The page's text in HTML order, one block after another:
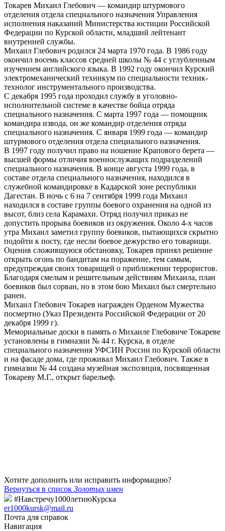
Токарев Михаил Глебович — командир штурмового
отделения отдела специального назначения Управления
исполнения наказаний Министерства юстиции Российской
Федерации по Курской области, младший лейтенант
внутренней службы.
Михаил Глебович родился 24 марта 1970 года. В 1986 году
окончил восемь классов средней школы № 44 с углубленным
изучением английского языка. В 1992 году окончил Курский
электромеханический техникум по специальности техник-
технолог инструментального производства.
С декабря 1995 года проходил службу в уголовно-
исполнительной системе в качестве бойца отряда
специального назначения. С марта 1997 года — помощник
командира извода, он же командир отделения отряда
специального назначения. C января 1999 года — командир
штурмового отделения отдела специального назначения.
В 1997 году получил право на ношение Крапового берета —
высшей формы отличия военнослужащих подразделений
специального назначения. В конце августа 1999 года, в
составе отдела специального назначения, находился в
служебной командировке в Кадарской зоне республики
Дагестан. В ночь с 6 на 7 сентября 1999 года Михаил
находился в составе группы боевого охранения на одной из
высот, близ села Карамахи. Отряд получил приказ не
допустить прорыва боевиков из окружения. Около 4-х часов
утра Михаил заметил группу боевиков, пытающихся скрытно
подойти к посту, где несли боевое дежурство его товарищи.
Оценив сложившуюся обстановку, Токарев принял решение
открыть огонь по бандитам на поражение, тем самым,
предупреждая своих товарищей о приближении террористов.
Благодаря смелым и решительным действиям Михаила, план
боевиков был сорван, но в этом бою Михаил был смертельно
ранен.
Михаил Глебович Токарев награжден Орденом Мужества
посмертно (Указ Президента Российской Федерации от 20
декабря 1999 г).
Мемориальные доски в память о Михаиле Глебовиче Токареве
установлены в гимназии № 44 г. Курска, в отделе
специального назначения УФСИН России по Курской области
и на фасаде дома, где проживал Михаил Глебович. Также в
гимназии № 44 создана музейная экспозиция, посвященная
Токареву М.Г., открыт барельеф.
Хотите дополнить или исправить информацию?
Вернуться в список Золотых имен
#Навстречу1000летиюКурска
er1000kursk@mail.ru
Почта для справок
Навигация